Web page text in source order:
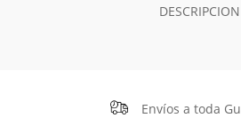
DESCRIPCION
Envíos a toda